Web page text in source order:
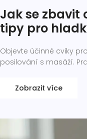
Jak se zbavit
tipy pro
Objevte účinné cviky
posilování s masáží.
Zobrazit více